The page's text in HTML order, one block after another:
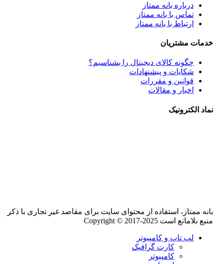
درباره بانه ممتاز
تماس با بانه ممتاز
ارتباط با بانه ممتاز
خدمات مشتریان
چگونه کالای دیجیتال را بشناسیم؟
شکایات و پیشنهادات
قوانین و مقررات
اخبار و مقالات
نماد الکترونیک
بانه ممتاز، استفاده از محتوای سایت برای مقاصد غیر تجاری با ذکر
منبع بلامانع است Copyright © 2017-2025
لپ تاپ و کامپیوتر
کارت گرافیک
کامپیوتر